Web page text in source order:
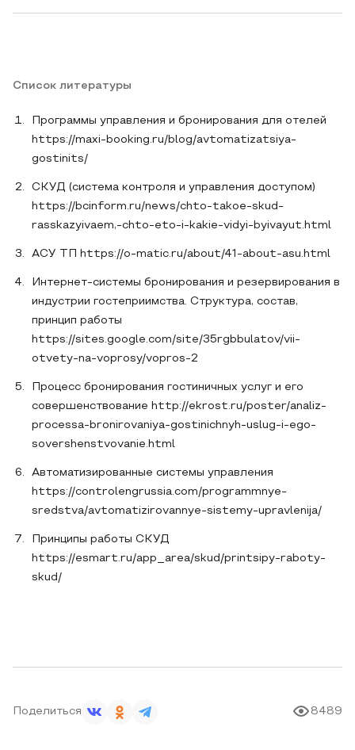
Список литературы
Программы управления и бронирования для отелей
https://maxi-booking.ru/blog/avtomatizatsiya-
gostinits/
СКУД (система контроля и управления доступом)
https://bcinform.ru/news/chto-takoe-skud-
rasskazyivaem,-chto-eto-i-kakie-vidyi-byivayut.html
АСУ ТП https://o-matic.ru/about/41-about-asu.html
Интернет-системы бронирования и резервирования в
индустрии гостеприимства. Структура, состав,
принцип работы
https://sites.google.com/site/35rgbbulatov/vii-
otvety-na-voprosy/vopros-2
Процесс бронирования гостиничных услуг и его
совершенствование http://ekrost.ru/poster/analiz-
processa-bronirovaniya-gostinichnyh-uslug-i-ego-
sovershenstvovanie.html
Автоматизированные системы управления
https://controlengrussia.com/programmnye-
sredstva/avtomatizirovannye-sistemy-upravlenija/
Принципы работы СКУД
https://esmart.ru/app_area/skud/printsipy-raboty-
skud/
Поделиться 8489